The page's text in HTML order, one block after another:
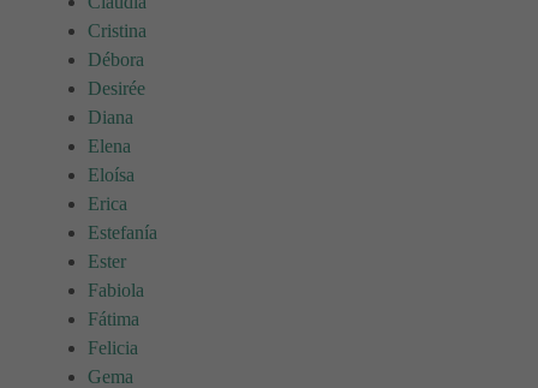
Cristina
Débora
Desirée
Diana
Elena
Eloísa
Erica
Estefanía
Ester
Fabiola
Fátima
Felicia
Gema